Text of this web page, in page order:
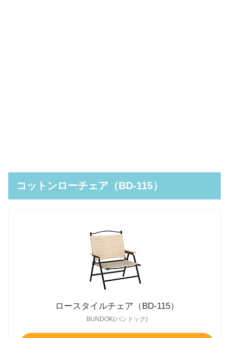
コットンローチェア（BD-115）
ロースタイルチェア（BD-115）
BUNDOK(バンドック)